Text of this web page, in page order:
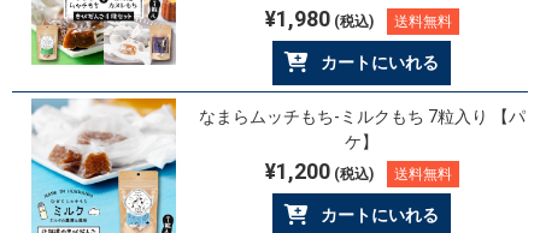
¥1,980(税込) 送料無料
カートにいれる
なまらムッチもち-ミルクもち 7粒入り 【パ
ケ】
¥1,200(税込) 送料無料
カートにいれる